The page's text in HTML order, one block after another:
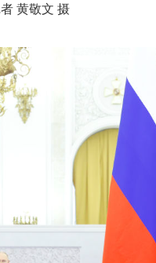
黄敬文 摄